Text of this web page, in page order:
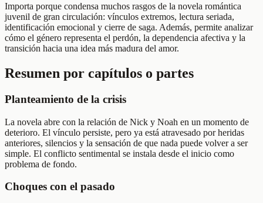
Importa porque condensa muchos rasgos de la novela romántica
juvenil de gran circulación: vínculos extremos, lectura seriada,
identificación emocional y cierre de saga. Además, permite analizar
cómo el género representa el perdón, la dependencia afectiva y la
transición hacia una idea más madura del amor.
Resumen por capítulos o partes
Planteamiento de la crisis
La novela abre con la relación de Nick y Noah en un momento de
deterioro. El vínculo persiste, pero ya está atravesado por heridas
anteriores, silencios y la sensación de que nada puede volver a ser
simple. El conflicto sentimental se instala desde el inicio como
problema de fondo.
Choques con el pasado